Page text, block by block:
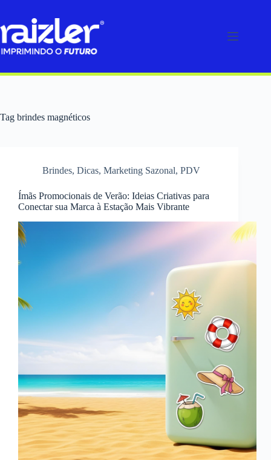
o
conteúdo
Tag brindes magnéticos
Brindes, Dicas, Marketing Sazonal, PDV
Ímãs Promocionais de Verão: Ideias Criativas para
Conectar sua Marca à Estação Mais Vibrante